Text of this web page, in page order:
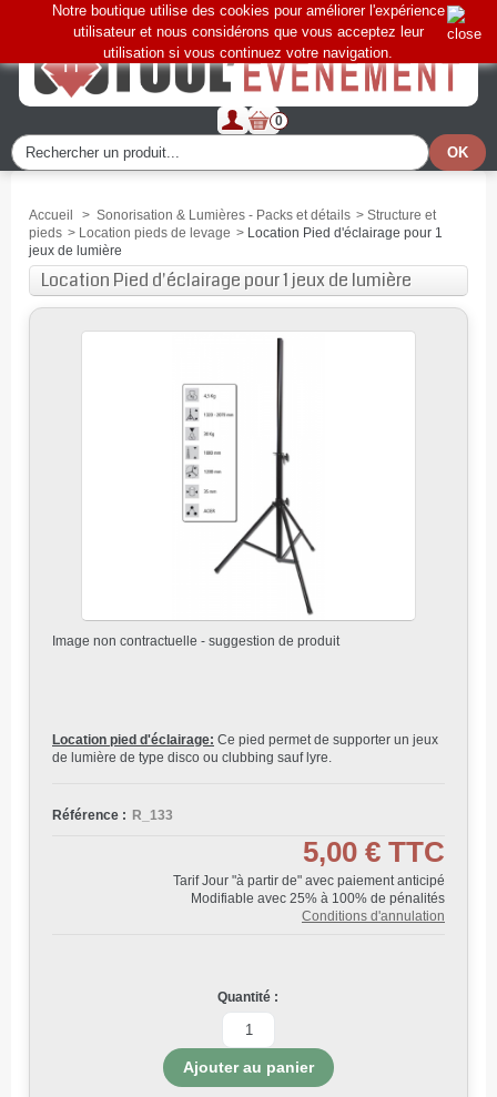
0
Notre boutique utilise des cookies pour améliorer l'expérience
utilisateur et nous considérons que vous acceptez leur
utilisation si vous continuez votre navigation.
Accueil > Sonorisation & Lumières - Packs et détails > Structure et
pieds > Location pieds de levage > Location Pied d'éclairage pour 1
jeux de lumière
Location Pied d'éclairage pour 1 jeux de lumière
Image non contractuelle - suggestion de produit
Location pied d'éclairage: Ce pied permet de supporter un jeux
de lumière de type disco ou clubbing sauf lyre.
Référence : R_133
5,00 € TTC
Tarif Jour "à partir de" avec paiement anticipé
Modifiable avec 25% à 100% de pénalités
Conditions d'annulation
Quantité :